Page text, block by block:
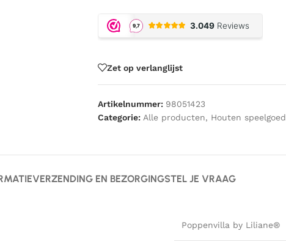
Zet op verlanglijst
Artikelnummer: 98051423
Categorie: Alle producten, Houten speelgoed
VERZENDING EN BEZORGINGSTEL JE VRAAG
Poppenvilla by Liliane®